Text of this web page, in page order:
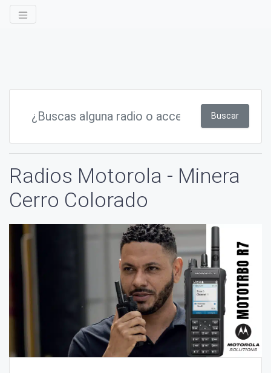
Buscar
Radios Motorola - Minera
Cerro Colorado